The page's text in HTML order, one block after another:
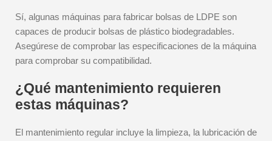
Sí, algunas máquinas para fabricar bolsas de LDPE son
capaces de producir bolsas de plástico biodegradables.
Asegúrese de comprobar las especificaciones de la máquina
para comprobar su compatibilidad.
¿Qué mantenimiento requieren
estas máquinas?
El mantenimiento regular incluye la limpieza, la lubricación de